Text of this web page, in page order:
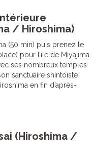
/ Hiroshima)
(50 min) puis prenez le
pour l’île de Miyajima
ses nombreux temples
sanctuaire shintoïste
en fin d’après-
(Hiroshima /